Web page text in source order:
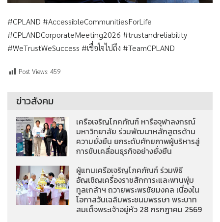
#CPLAND #AccessibleCommunitiesForLife
#CPLANDCorporateMeeting2026 #trustandreliability
#WeTrustWeSuccess #เชื่อใจไปถึง #TeamCPLAND
Post Views: 459
ข่าวสังคม
เครือเจริญโภคภัณฑ์ หารือจุฬาลงกรณ์
มหาวิทยาลัย ร่วมพัฒนาหลักสูตรด้าน
ความยั่งยืน ยกระดับศักยภาพผู้บริหารสู่
การขับเคลื่อนธุรกิจอย่างยั่งยืน
ผู้แทนเครือเจริญโภคภัณฑ์ ร่วมพิธี
อัญเชิญเครื่องราชสักการะและพานพุ่ม
ทูลเกล้าฯ ถวายพระพรชัยมงคล เนื่องใน
โอกาสวันเฉลิมพระชนมพรรษา พระบาท
สมเด็จพระเจ้าอยู่หัว 28 กรกฎาคม 2569